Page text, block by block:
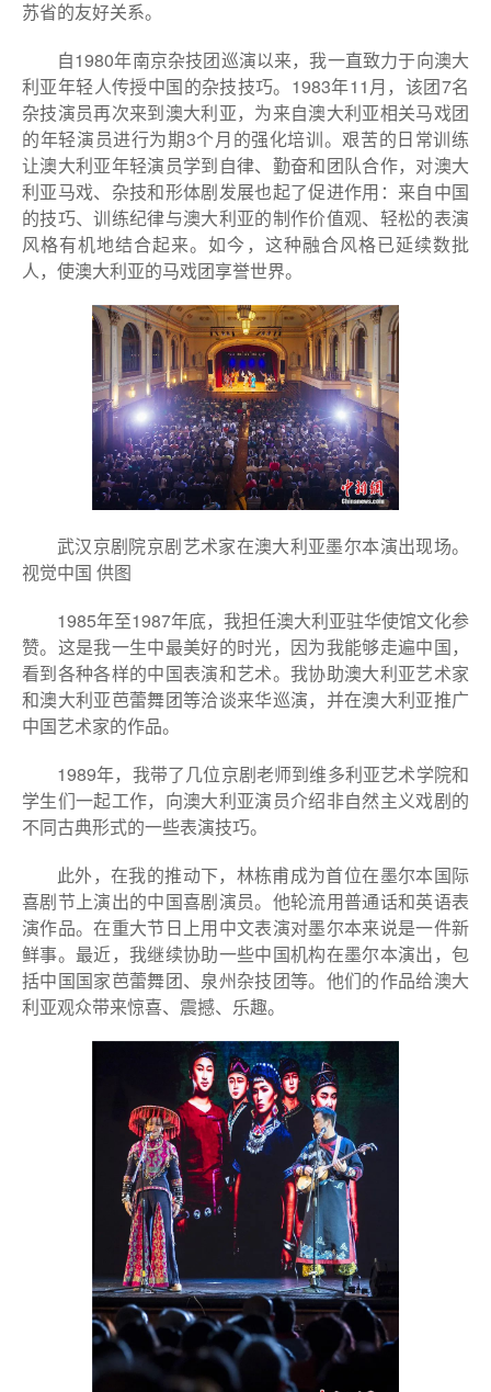
苏省的友好关系。
自1980年南京杂技团巡演以来，我一直致力于向澳大
利亚年轻人传授中国的杂技技巧。1983年11月，该团7名
杂技演员再次来到澳大利亚，为来自澳大利亚相关马戏团
的年轻演员进行为期3个月的强化培训。艰苦的日常训练
让澳大利亚年轻演员学到自律、勤奋和团队合作，对澳大
利亚马戏、杂技和形体剧发展也起了促进作用：来自中国
的技巧、训练纪律与澳大利亚的制作价值观、轻松的表演
风格有机地结合起来。如今，这种融合风格已延续数批
人，使澳大利亚的马戏团享誉世界。
武汉京剧院京剧艺术家在澳大利亚墨尔本演出现场。
视觉中国 供图
1985年至1987年底，我担任澳大利亚驻华使馆文化参
赞。这是我一生中最美好的时光，因为我能够走遍中国，
看到各种各样的中国表演和艺术。我协助澳大利亚艺术家
和澳大利亚芭蕾舞团等洽谈来华巡演，并在澳大利亚推广
中国艺术家的作品。
1989年，我带了几位京剧老师到维多利亚艺术学院和
学生们一起工作，向澳大利亚演员介绍非自然主义戏剧的
不同古典形式的一些表演技巧。
此外，在我的推动下，林栋甫成为首位在墨尔本国际
喜剧节上演出的中国喜剧演员。他轮流用普通话和英语表
演作品。在重大节日上用中文表演对墨尔本来说是一件新
鲜事。最近，我继续协助一些中国机构在墨尔本演出，包
括中国国家芭蕾舞团、泉州杂技团等。他们的作品给澳大
利亚观众带来惊喜、震撼、乐趣。